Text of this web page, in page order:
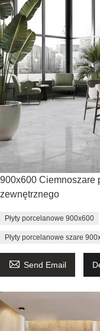
900x600 Ciemnoszare
zewnętrznego
Płyty porcelanowe 900x600
Płyty porcelanowe szare
 Send Email